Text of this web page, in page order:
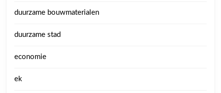
duurzame bouwmaterialen
duurzame stad
economie
ek